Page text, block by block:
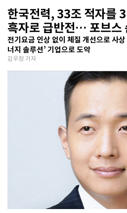
한국전력, 33조 적자를
흑자로 급반전… 포브스
충
전기요금 인상 없이 체질 개선으로 사
너지 솔루션’ 기업으로 도약
김우정 기자